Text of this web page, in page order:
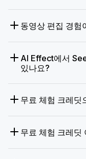
동영상 편집 경험
AI Effect에서
있나요?
무료 체험 크레딧
무료 체험 크레딧